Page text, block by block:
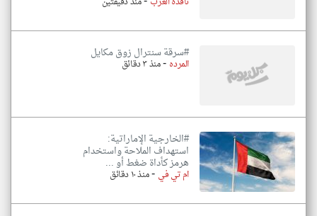
#سرقة سنترال زوق مكايل
المرده -منذ ٣ دقائق
#الخارجية الإماراتية:
استهداف الملاحة واستخدام
هرمز كأداة ضغط أو ...
ام تي في -منذ ١٠ دقائق